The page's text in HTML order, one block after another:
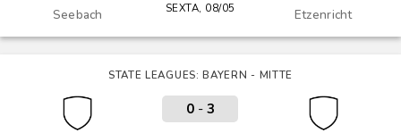
Seebach Etzenricht
SEXTA, 08/05
STATE LEAGUES: BAYERN - MITTE
0- 3